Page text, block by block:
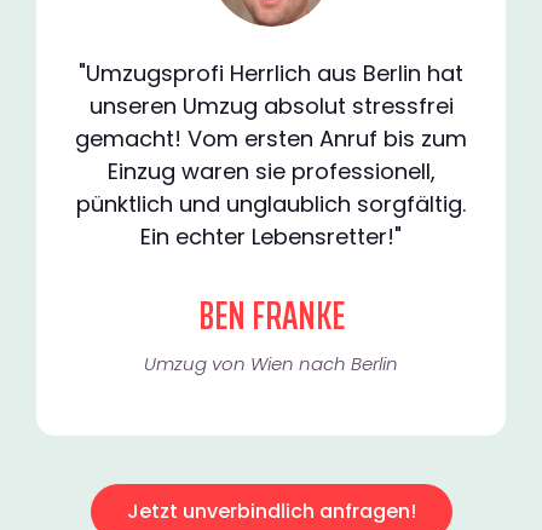
"Umzugsprofi Herrlich aus Berlin hat
unseren Umzug absolut stressfrei
gemacht! Vom ersten Anruf bis zum
Einzug waren sie professionell,
pünktlich und unglaublich sorgfältig.
Ein echter Lebensretter!"
BEN FRANKE
Umzug von Wien nach Berlin
Jetzt unverbindlich anfragen!